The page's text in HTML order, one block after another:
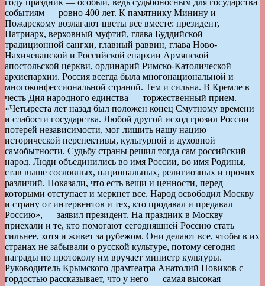
событиям — ровно 400 лет. К памятнику Минину и
Пожарскому возлагают цветы все вместе: президент,
Патриарх, верховный муфтий, глава Буддийской
традиционной сангхи, главный раввин, глава Ново-
Нахичеванской и Российской епархии Армянской
апостольской церкви, ординарий Римско-Католической
архиепархии. Россия всегда была многонациональной и
многоконфессиональной страной. Тем и сильна. В Кремле в
честь Дня народного единства — торжественный прием.
«Четыреста лет назад был положен конец Смутному времени
и слабости государства. Любой другой исход грозил России
потерей независимости, мог лишить нашу нацию
исторической перспективы, культурной и духовной
самобытности. Судьбу страны решил тогда сам российский
народ. Люди объединились во имя России, во имя Родины,
став выше сословных, национальных, религиозных и прочих
различий. Показали, что есть вещи и ценности, перед
которыми отступает и меркнет все. Народ освободил Москву
и страну от интервентов и тех, кто продавал и предавал
Россию», — заявил президент. На праздник в Москву
приехали и те, кто помогают сегодняшней Россию стать
сильнее, хотя и живет за рубежом. Они делают все, чтобы в их
странах не забывали о русской культуре, потому сегодня
награды по протоколу им вручает министр культуры.
Руководитель Крымского драмтеатра Анатолий Новиков с
гордостью рассказывает, что у него — самая высокая